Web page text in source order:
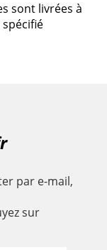
sont livrées à
par e-mail,
sur